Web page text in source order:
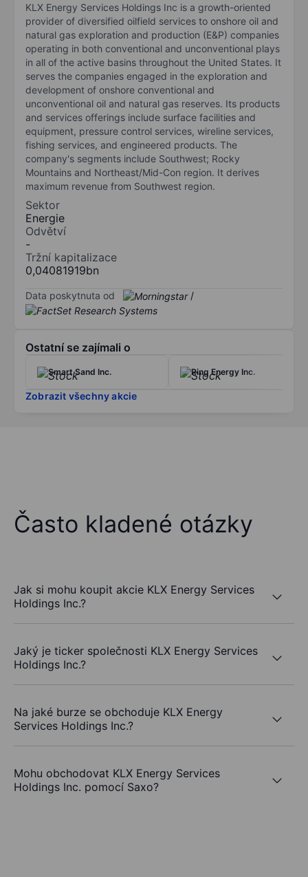
KLX Energy Services Holdings Inc is a growth-oriented
provider of diversified oilfield services to onshore oil and
natural gas exploration and production (E&P) companies
operating in both conventional and unconventional plays
in all of the active basins throughout the United States. It
serves the companies engaged in the exploration and
development of onshore conventional and
unconventional oil and natural gas reserves. Its products
and services offerings include surface facilities and
equipment, pressure control services, wireline services,
fishing services, and engineered products. The
company's segments include Southwest; Rocky
Mountains and Northeast/Mid-Con region. It derives
maximum revenue from Southwest region.
Sektor
Energie
Odvětví
-
Tržní kapitalizace
0,04081919bn
Data poskytnuta od /
Ostatní se zajímali o
Smart Sand Inc. Ring Energy Inc.
Zobrazit všechny akcie
Často kladené otázky
Jak si mohu koupit akcie KLX Energy Services
Holdings Inc.?
Jaký je ticker společnosti KLX Energy Services
Holdings Inc.?
Na jaké burze se obchoduje KLX Energy
Services Holdings Inc.?
Mohu obchodovat KLX Energy Services
Holdings Inc. pomocí Saxo?